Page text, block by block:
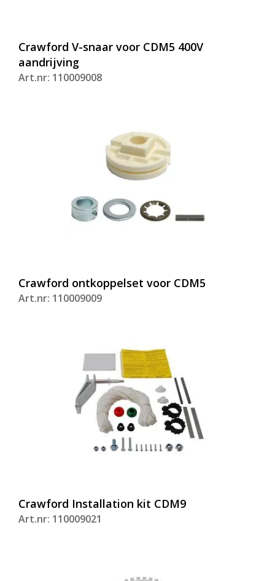
Crawford V-snaar voor CDM5 400V
aandrijving
Art.nr: 110009008
Crawford ontkoppelset voor CDM5
Art.nr: 110009009
Crawford Installation kit CDM9
Art.nr: 110009021